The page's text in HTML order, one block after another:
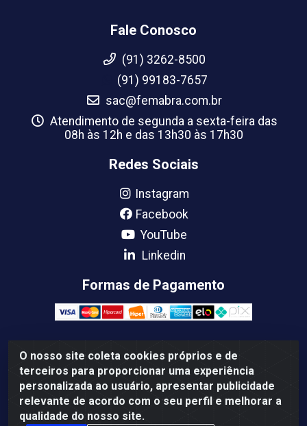
O nosso site coleta cookies próprios e de
terceiros para proporcionar uma experiência
personalizada ao usuário, apresentar publicidade
relevante de acordo com o seu perfil e melhorar a
qualidade do nosso site.
Fale Conosco
(91) 3262-8500
(91) 99183-7657
sac@femabra.com.br
Atendimento de segunda a sexta-feira das
08h às 12h e das 13h30 às 17h30
Redes Sociais
Instagram
Facebook
YouTube
Linkedin
Formas de Pagamento
Femabra Comercio de Ferramentas e Maquinas LTDA -
07.772.337/0001-66 - BR 316 Km 08 Rua Joao Canuto,
195 - Centro, Ananindeua/PA - CEP: 67030-130